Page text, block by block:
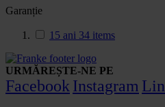
Garanție
15 ani 34 items
URMĂREȘTE-NE PE
Facebook Instagram